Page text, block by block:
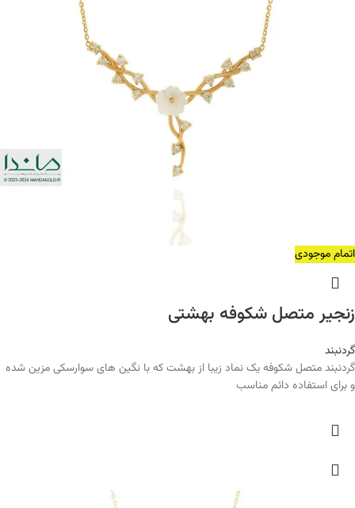
اتمام موجودی
زنجیر متصل شکوفه بهشتی
گردنبند
گردنبند متصل شکوفه یک نماد زیبا از بهشت که با نگین های سوارسکی مزین شده
و برای استفاده دائم مناسب